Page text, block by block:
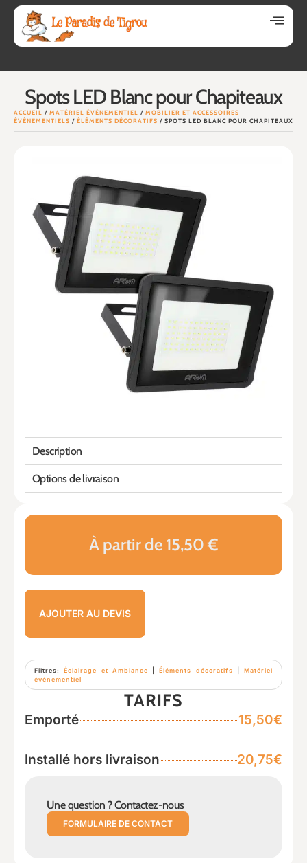
Spots LED Blanc pour Chapiteaux
ACCUEIL / MATÉRIEL ÉVÉNEMENTIEL / MOBILIER ET ACCESSOIRES
ÉVÉNEMENTIELS / ÉLÉMENTS DÉCORATIFS / SPOTS LED BLANC POUR CHAPITEAUX
À partir de 15,50 €
AJOUTER AU DEVIS
Filtres:Éclairage et Ambiance |Éléments décoratifs
Matériel
événementiel
TARIFS
Emporté 15,50€
Installé hors livraison 20,75€
Une question ? Contactez-nous
FORMULAIRE DE CONTACT
Description
Options de livraison